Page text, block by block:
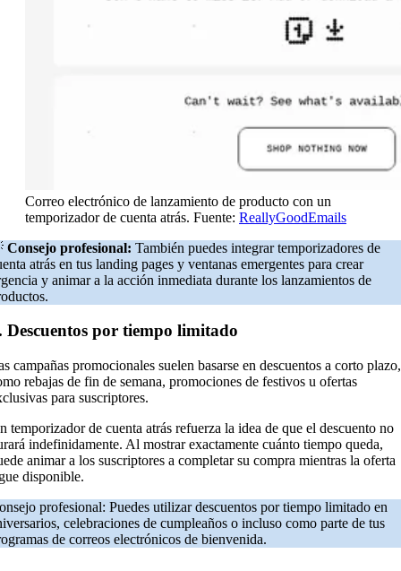
Correo electrónico de lanzamiento de producto con un
temporizador de cuenta atrás. Fuente: ReallyGoodEmails
Consejo profesional: También puedes integrar temporizadores de
atrás en tus landing pages y ventanas emergentes para crear
y animar a la acción inmediata durante los lanzamientos de
Descuentos por tiempo limitado
campañas promocionales suelen basarse en descuentos a corto plazo,
rebajas de fin de semana, promociones de festivos u ofertas
para suscriptores.
temporizador de cuenta atrás refuerza la idea de que el descuento no
indefinidamente. Al mostrar exactamente cuánto tiempo queda,
animar a los suscriptores a completar su compra mientras la oferta
disponible.
profesional: Puedes utilizar descuentos por tiempo limitado en
celebraciones de cumpleaños o incluso como parte de tus
de correos electrónicos de bienvenida.